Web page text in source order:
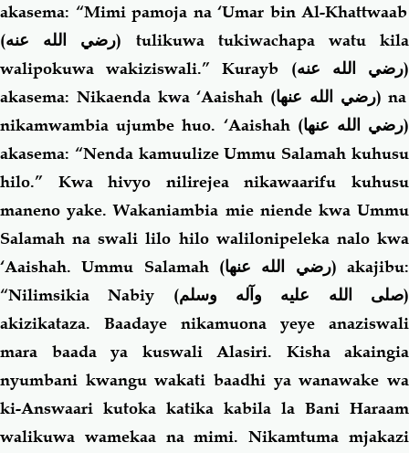
akasema: “Mimi pamoja na ‘Umar bin Al-Khattwaab
(رضي الله عنه)
tulikuwa tukiwachapa watu kila
walipokuwa wakiziswali.” Kurayb
(رضي الله عنه)
akasema: Nikaenda kwa ‘Aaishah
(رضي الله عنها) na
nikamwambia ujumbe huo. ‘Aaishah
(رضي الله عنها)
akasema: “Nenda kamuulize Ummu Salamah kuhusu
hilo.” Kwa hivyo nilirejea nikawaarifu kuhusu
maneno yake. Wakaniambia mie niende kwa Ummu
Salamah na swali lilo hilo walilonipeleka nalo kwa
‘Aaishah. Ummu Salamah
(رضي الله عنها) akajibu:
“Nilimsikia Nabiy (صلى الله عليه وآله وسلم)
akizikataza. Baadaye nikamuona yeye anaziswali
mara baada ya kuswali Alasiri. Kisha akaingia
nyumbani kwangu wakati baadhi ya wanawake wa
ki-Answaari kutoka katika kabila la Bani Haraam
walikuwa wamekaa na mimi. Nikamtuma mjakazi